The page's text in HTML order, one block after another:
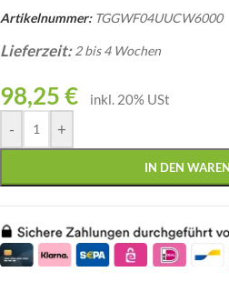
Artikelnummer: TGGWF04UUCW6000
Lieferzeit: 2 bis 4 Wochen
98,25€ inkl. 20% USt
- +
IN DEN